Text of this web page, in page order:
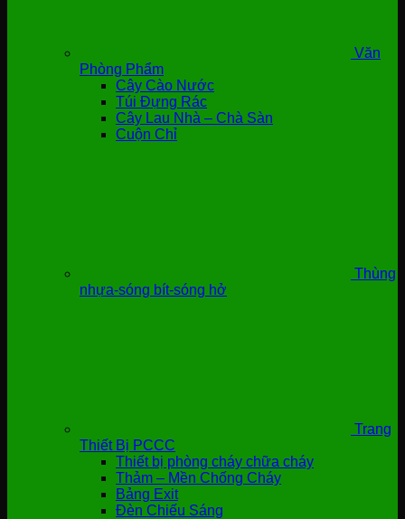
Văn
Phòng Phẩm
Cây Cào Nước
Túi Đựng Rác
Cây Lau Nhà – Chà Sàn
Cuộn Chỉ
Thùng
nhựa-sóng bít-sóng hở
Trang
Thiết Bị PCCC
Thiết bị phòng cháy chữa cháy
Thảm – Mền Chống Cháy
Bảng Exit
Đèn Chiếu Sáng